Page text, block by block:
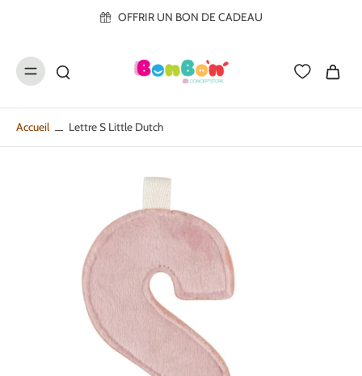
OFFRIR UN BON DE CADEAU
Accueil Lettre S Little Dutch